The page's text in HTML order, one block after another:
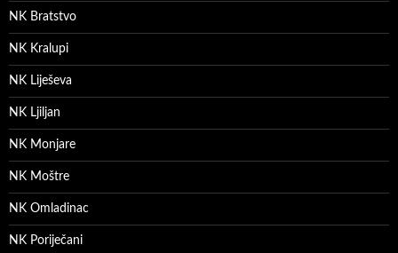
NK Bratstvo
NK Kralupi
NK Liješeva
NK Ljiljan
NK Monjare
NK Moštre
NK Omladinac
NK Poriječani